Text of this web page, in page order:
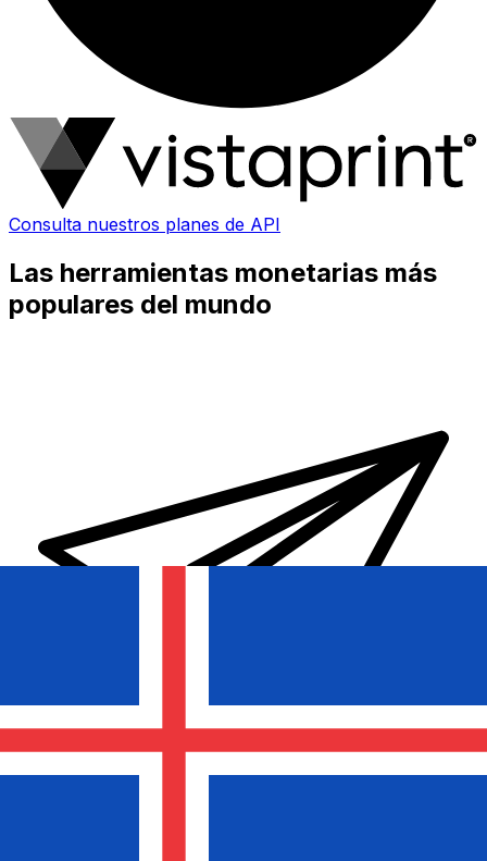
Consulta nuestros planes de API
Las herramientas monetarias más
populares del mundo